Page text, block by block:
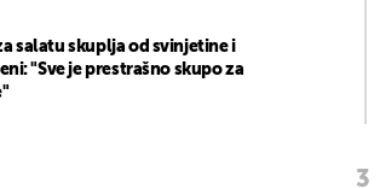
salatu skuplja od svinjetine i
"Sve je prestrašno skupo za